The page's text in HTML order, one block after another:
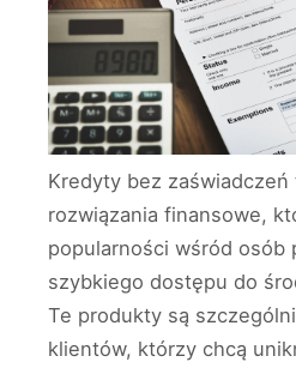
Kredyty bez
rozwiązania finansowe,
popularności wśród osób
szybkiego dostępu do
Te produkty są
klientów, którzy chcą